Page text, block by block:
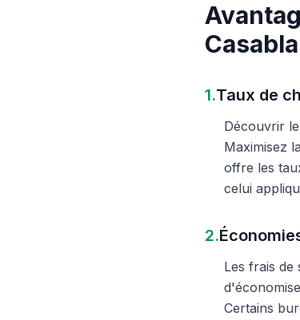
1.Taux de
Découvrir
Maximisez
offre les
celui
2.
Les frais
Certains